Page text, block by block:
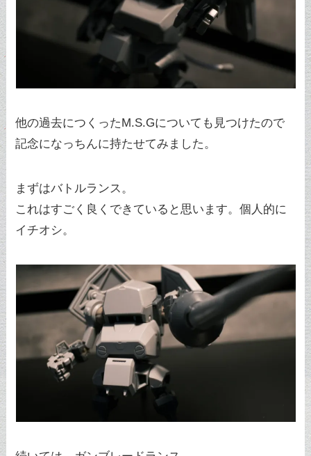
他の過去につくったM.S.Gについても見つけたので
記念になっちんに持たせてみました。
まずはバトルランス。
これはすごく良くできていると思います。個人的に
イチオシ。